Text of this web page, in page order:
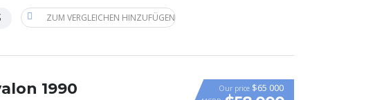
ZUM VERGLEICHEN HINZUFÜGEN
Our price $65 000
1990